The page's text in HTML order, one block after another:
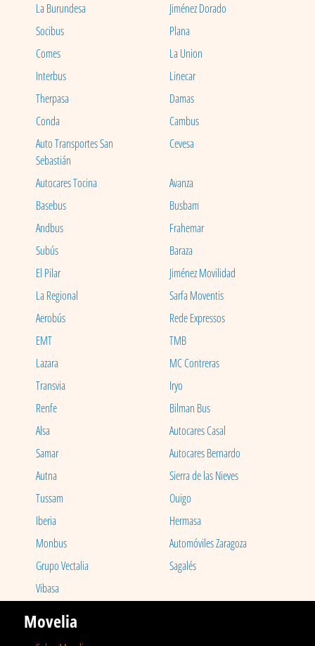
La Burundesa
Jiménez Dorado
Socibus
Plana
Comes
La Union
Interbus
Linecar
Therpasa
Damas
Conda
Cambus
Auto Transportes San
Sebastián
Cevesa
Autocares Tocina
Avanza
Basebus
Busbam
Andbus
Frahemar
Subús
Baraza
El Pilar
Jiménez Movilidad
La Regional
Sarfa Moventis
Aerobús
Rede Expressos
EMT
TMB
Lazara
MC Contreras
Transvia
Iryo
Renfe
Bilman Bus
Alsa
Autocares Casal
Samar
Autocares Bernardo
Autna
Sierra de las Nieves
Tussam
Ouigo
Iberia
Hermasa
Monbus
Automóviles Zaragoza
Grupo Vectalia
Sagalés
Vibasa
Movelia